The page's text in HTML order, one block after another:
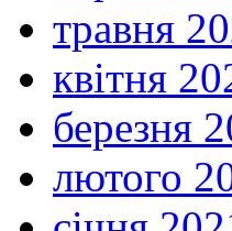
травня
квітня
березня
лютого